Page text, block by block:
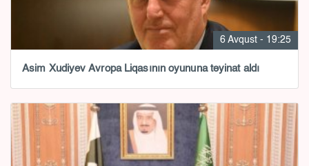
6 Avqust - 19:25
Asim Xudiyev Avropa Liqasının oyununa təyinat aldı